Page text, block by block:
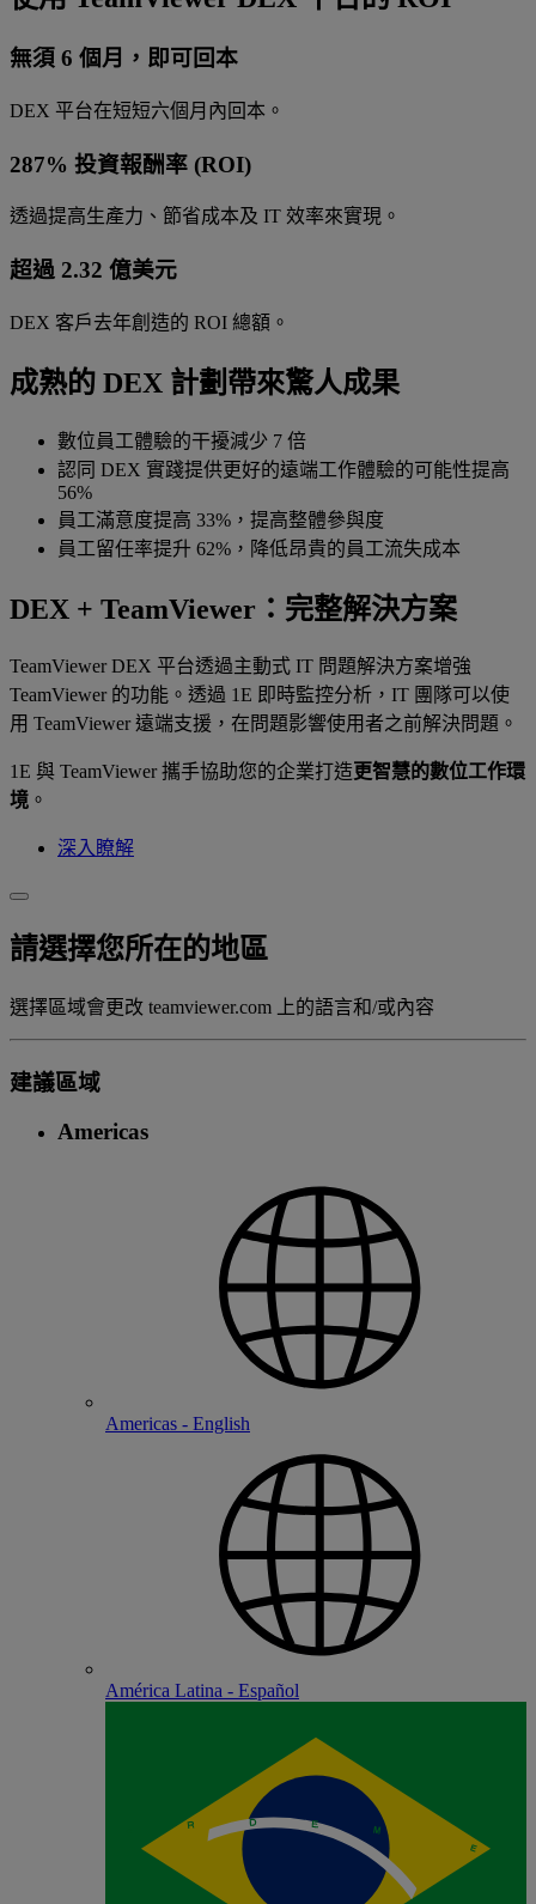
無須 6 個月，即可回本
DEX 平台在短短六個月內回本。
287% 投資報酬率 (ROI)
透過提高生產力、節省成本及 IT 效率來實現。
超過 2.32 億美元
DEX 客戶去年創造的 ROI 總額。
成熟的 DEX 計劃帶來驚人成果
數位員工體驗的干擾減少 7 倍
認同 DEX 實踐提供更好的遠端工作體驗的可能性提高
56%
員工滿意度提高 33%，提高整體參與度
員工留任率提升 62%，降低昂貴的員工流失成本
DEX + TeamViewer：完整解決方案
TeamViewer DEX 平台透過主動式 IT 問題解決方案增強
TeamViewer 的功能。透過 1E 即時監控分析，IT 團隊可以使
用 TeamViewer 遠端支援，在問題影響使用者之前解決問題。
1E 與 TeamViewer 攜手協助您的企業打造更智慧的數位工作環
境 。
深入瞭解
請選擇您所在的地區
選擇區域會更改 teamviewer.com 上的語言和/或內容
建議區域
Americas
Americas - English
América Latina - Español